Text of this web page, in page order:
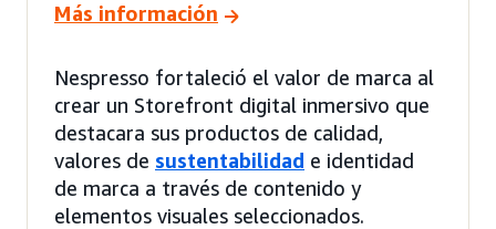
Más información
Nespresso fortaleció el valor de marca al
crear un Storefront digital inmersivo que
destacara sus productos de calidad,
valores de sustentabilidad e identidad
de marca a través de contenido y
elementos visuales seleccionados.